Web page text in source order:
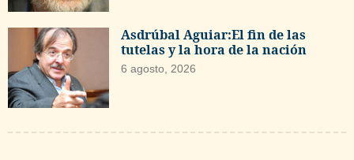
Asdrúbal Aguiar:El fin de las
tutelas y la hora de la nación
6 agosto, 2026